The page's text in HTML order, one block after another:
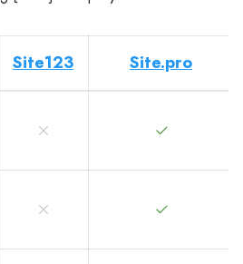
Site123 Site.pro